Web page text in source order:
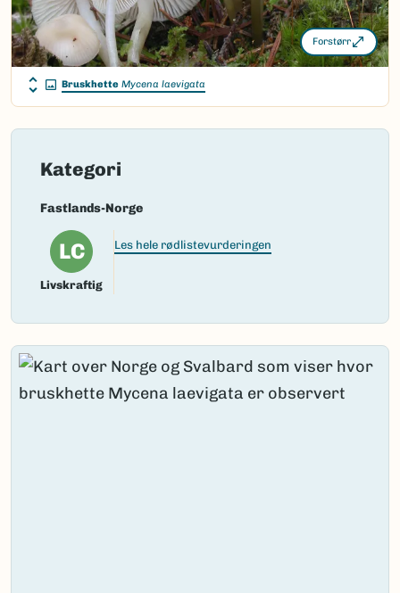
Forstørr
Bruskhette Mycena laevigata
Kategori
Fastlands-Norge
LC
Livskraftig
Les hele rødlistevurderingen